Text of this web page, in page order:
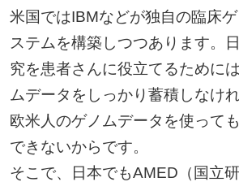
米国ではIBMなどが独自の臨床
ステムを構築しつつあります。
究を患者さんに役立てるために
ムデータをしっかり蓄積しなけ
欧米人のゲノムデータを使って
できないからです。
そこで、日本でもAMED（国立